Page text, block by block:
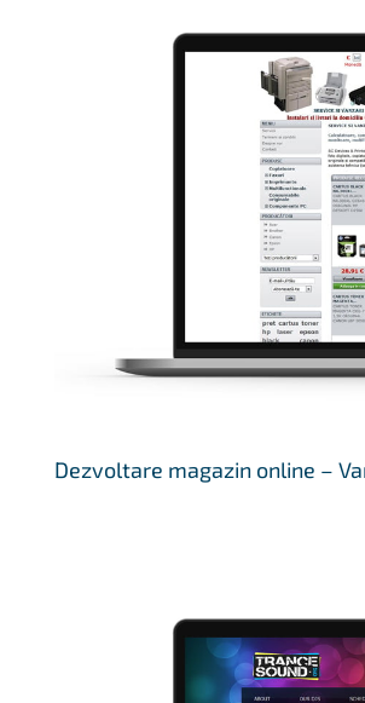
Dezvoltare magazin online –